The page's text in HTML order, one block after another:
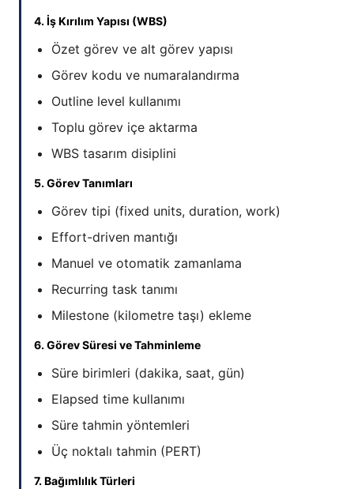
4. İş Kırılım Yapısı (WBS)
Özet görev ve alt görev yapısı
Görev kodu ve numaralandırma
Outline level kullanımı
Toplu görev içe aktarma
WBS tasarım disiplini
5. Görev Tanımları
Görev tipi (fixed units, duration, work)
Effort-driven mantığı
Manuel ve otomatik zamanlama
Recurring task tanımı
Milestone (kilometre taşı) ekleme
6. Görev Süresi ve Tahminleme
Süre birimleri (dakika, saat, gün)
Elapsed time kullanımı
Süre tahmin yöntemleri
Üç noktalı tahmin (PERT)
7. Bağımlılık Türleri